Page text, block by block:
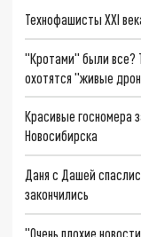
Технофашисты XXI
"Кротами" были все?
охотятся "живые
Красивые госномера
Новосибирска
Даня с Дашей
закончились
"Очень плохие